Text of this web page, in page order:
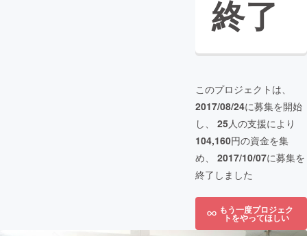
終了
このプロジェクトは、
2017/08/24に募集を開始
し、 25人の支援により
104,160円の資金を集
め、 2017/10/07に募集を
終了しました
もう一度プロジェク
トをやってほしい